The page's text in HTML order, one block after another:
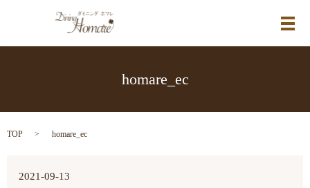
メ
homare_ec
TOP homare_ec
2021-09-13